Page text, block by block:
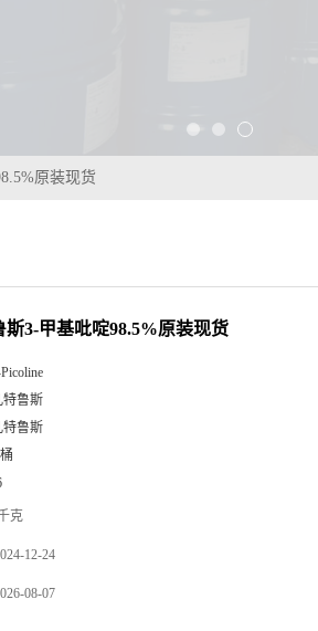
原装现货
斯3-甲基吡啶98.5%原装现货
特鲁斯
特鲁斯
克
12-24
08-07